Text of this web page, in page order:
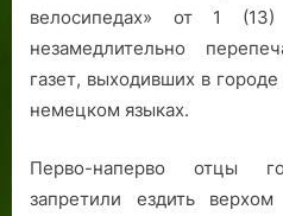
велосипедах» от 1
незамедлительно
газет, выходивших в
немецком языках.
Перво-наперво отцы
запретили ездить